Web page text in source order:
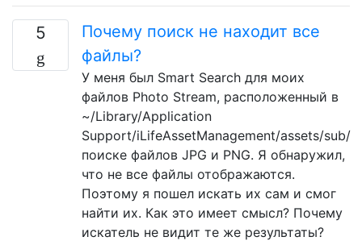
5
Почему поиск не находит все
файлы?
У меня был Smart Search для моих
файлов Photo Stream, расположенный в
~/Library/Application
Support/iLifeAssetManagement/assets/sub/
поиске файлов JPG и PNG. Я обнаружил,
что не все файлы отображаются.
Поэтому я пошел искать их сам и смог
найти их. Как это имеет смысл? Почему
искатель не видит те же результаты?